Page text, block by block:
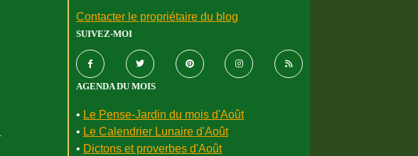
Contacter le propriétaire du blog
SUIVEZ-MOI
AGENDA DU MOIS
• Le Pense-Jardin du mois d'Août
• Le Calendrier Lunaire d'Août
• Dictons et proverbes d'Août